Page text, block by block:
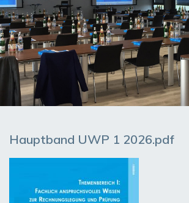
Hauptband UWP 1 2026.pdf